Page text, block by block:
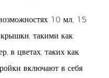
10 мл, 15
такими как
в цветах, таких как
включают в себя